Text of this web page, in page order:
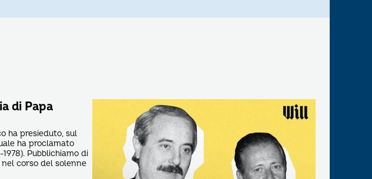
di Papa
ha presieduto, sul
ha proclamato
Pubblichiamo di
corso del solenne